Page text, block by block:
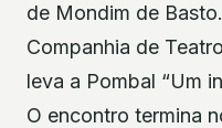
de Mondim de
Companhia de
leva a Pombal “Um
O encontro termina